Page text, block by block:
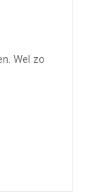
Wel zo